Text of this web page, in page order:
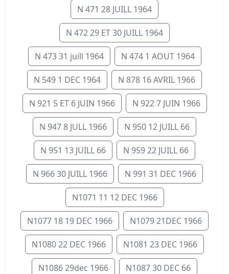
N 471 28 JUILL 1964
N 472 29 ET 30 JUILL 1964
N 473 31 juill 1964 N 474 1 AOUT 1964
N 549 1 DEC 1964 N 878 16 AVRIL 1966
N 921 5 ET 6 JUIN 1966 N 922 7 JUIN 1966
N 947 8 JULL 1966 N 950 12 JUILL 66
N 951 13 JUILL 66 N 959 22 JUILL 66
N 966 30 JUILL 1966 N 991 31 DEC 1966
N1071 11 12 DEC 1966
N1077 18 19 DEC 1966 N1079 21DEC 1966
N1080 22 DEC 1966 N1081 23 DEC 1966
N1086 29dec 1966 N1087 30 DEC 66